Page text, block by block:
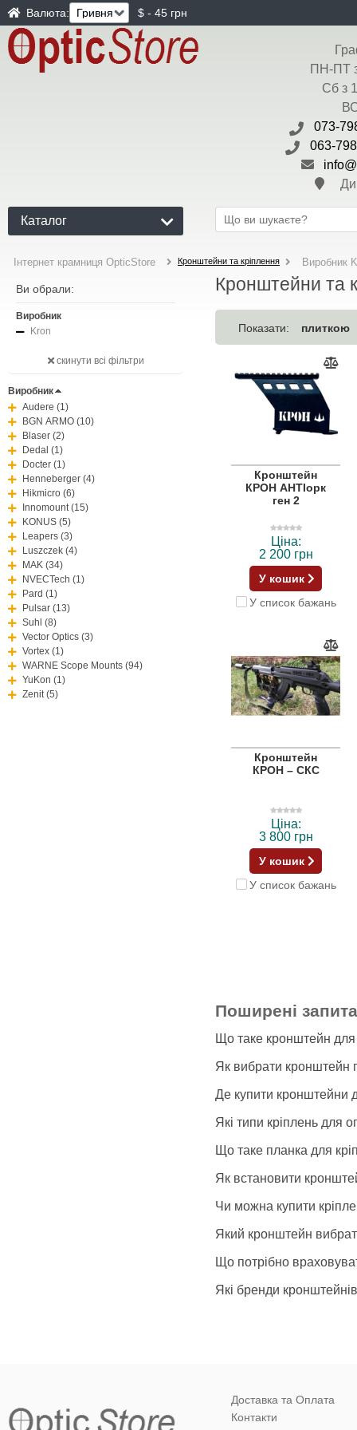
Валюта: $ - 45 грн
ПН-ПТ
Сб з
073-
063-
Каталог
Інтернет крамниця OpticStore Кронштейни та кріплення Виробник
Ви обрали:
Виробник
Kron
скинути всі фільтри
Виробник
Audere (1)
BGN ARMO (10)
Blaser (2)
Dedal (1)
Docter (1)
Henneberger (4)
Hikmicro (6)
Innomount (15)
KONUS (5)
Leapers (3)
Luszczek (4)
MAK (34)
NVECTech (1)
Pard (1)
Pulsar (13)
Suhl (8)
Vector Optics (3)
Vortex (1)
WARNE Scope Mounts (94)
YuKon (1)
Zenit (5)
Кронштейни та
Показати: плиткою
Кронштейн
КРОН АНТІорк
ген 2
Ціна:
2 200 грн
У кошик
У список бажань
Кронштейн
КРОН – СКС
Ціна:
3 800 грн
У кошик
У список бажань
Поширені
Що таке кронштейн для
Як вибрати кронштейн
Де купити кронштейни
Які типи кріплень для
Що таке планка для
Як встановити
Чи можна купити
Який кронштейн
Що потрібно
Які бренди
Доставка та Оплата
Контакти